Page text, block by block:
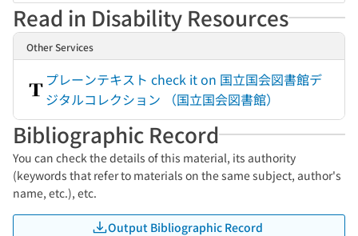
Read in Disability Resources
Other Services
プレーンテキスト check it on 国立国会図書館デ
ジタルコレクション （国立国会図書館）
Bibliographic Record
You can check the details of this material, its authority
(keywords that refer to materials on the same subject, author's
name, etc.), etc.
Output Bibliographic Record